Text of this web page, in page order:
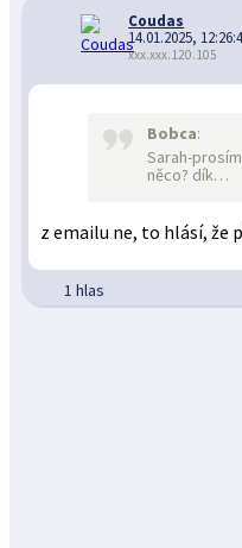
Coudas
14.01.2025,
xxx.xxx.120.105
Bobca:
Sarah-
něco? dík…
z emailu ne, to hlásí, že
1 hlas